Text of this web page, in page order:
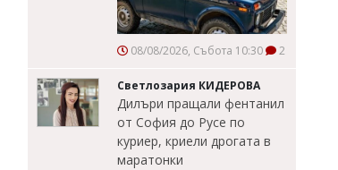
08/08/2026, Събота 10:30 2
Светлозария КИДЕРОВА
Дилъри пращали фентанил
от София до Русе по
куриер, криели дрогата в
маратонки